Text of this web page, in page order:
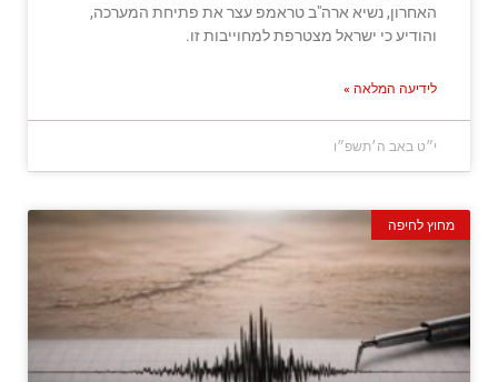
האחרון, נשיא ארה"ב טראמפ עצר את פתיחת המערכה,
והודיע כי ישראל מצטרפת למחוייבות זו.
לידיעה המלאה »
י״ט באב ה׳תשפ״ו
מחוץ לחיפה